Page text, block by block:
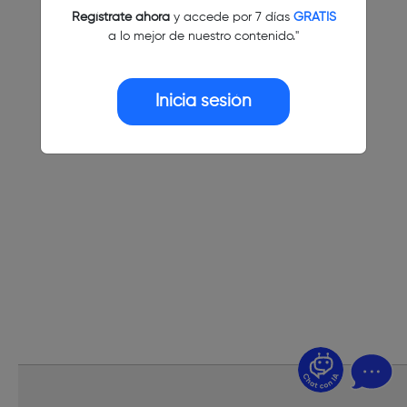
Regístrate ahoray accede por 7 días GRATIS
a lo mejor de nuestro contenido."
Inicia sesión